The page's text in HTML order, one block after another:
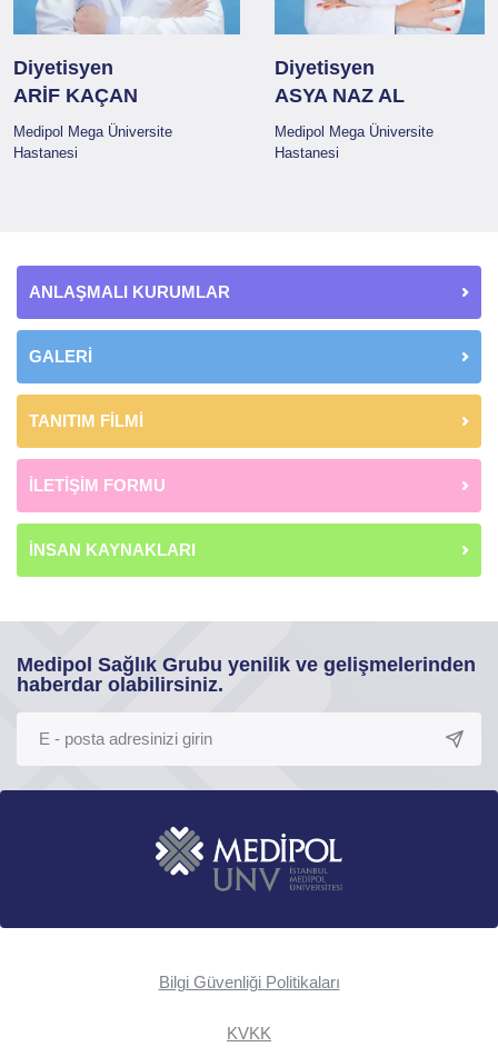
Diyetisyen
ARİF KAÇAN
Medipol Mega Üniversite
Hastanesi
Diyetisyen
ASYA NAZ AL
Medipol Mega Üniversite
Hastanesi
ANLAŞMALI KURUMLAR
GALERİ
TANITIM FİLMİ
İLETİŞİM FORMU
İNSAN KAYNAKLARI
Medipol Sağlık Grubu yenilik ve gelişmelerinden
haberdar olabilirsiniz.
Bilgi Güvenliği Politikaları
KVKK